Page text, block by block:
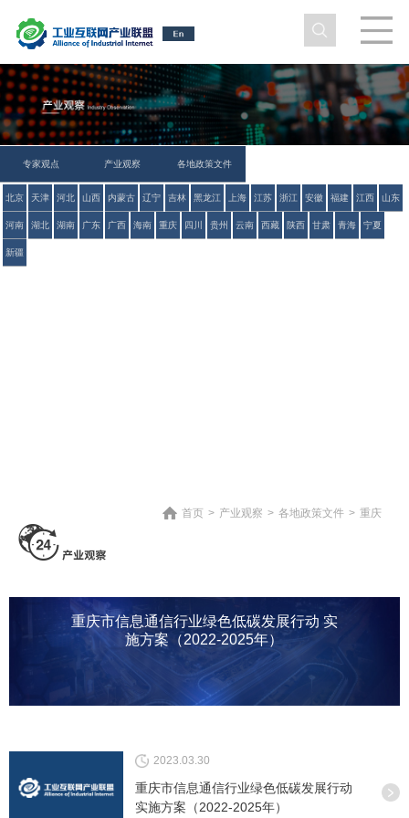
专家观点 产业观察 各地政策文件
北京 天津 河北 山西 内蒙古 辽宁 吉林 黑龙江 上海 江苏 浙江 安徽 福建 江西 山东
河南 湖北 湖南 广东 广西 海南 重庆 四川 贵州 云南 西藏 陕西 甘肃 青海 宁夏
新疆
首页 > 产业观察 > 各地政策文件 > 重庆
重庆市信息通信行业绿色低碳发展行动 实
施方案（2022-2025年）
2023.03.30
重庆市信息通信行业绿色低碳发展行动
实施方案（2022-2025年）